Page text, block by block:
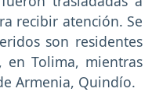
recibir atención. Se
son residentes
en Tolima, mientras
Armenia, Quindío.